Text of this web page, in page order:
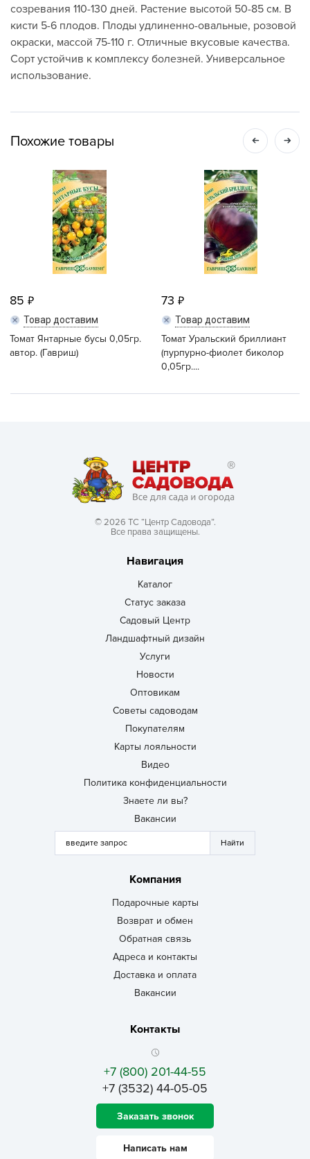
созревания 110-130 дней. Растение высотой 50-85 см. В
кисти 5-6 плодов. Плоды удлиненно-овальные, розовой
окраски, массой 75-110 г. Отличные вкусовые качества.
Сорт устойчив к комплексу болезней. Универсальное
использование.
Похожие товары
85
Товар доставим
Томат Янтарные бусы 0,05гр.
автор. (Гавриш)
73
Товар доставим
Томат Уральский бриллиант
(пурпурно-фиолет биколор
0,05гр....
© 2026 ТС “Центр Садовода”.
Все права защищены.
Навигация
Каталог
Статус заказа
Садовый Центр
Ландшафтный дизайн
Услуги
Новости
Оптовикам
Советы садоводам
Покупателям
Карты лояльности
Видео
Политика конфиденциальности
Знаете ли вы?
Вакансии
Компания
Подарочные карты
Возврат и обмен
Обратная связь
Адреса и контакты
Доставка и оплата
Вакансии
Контакты
+7 (800) 201-44-55
+7 (3532) 44-05-05
Заказать звонок
Написать нам